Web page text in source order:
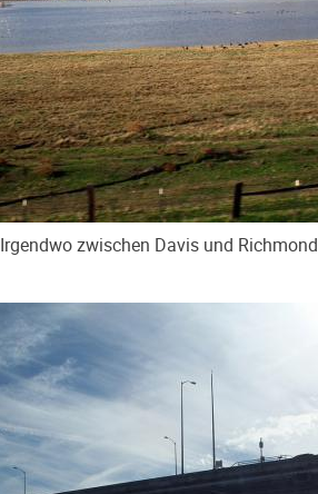
Irgendwo zwischen Davis und Richmond